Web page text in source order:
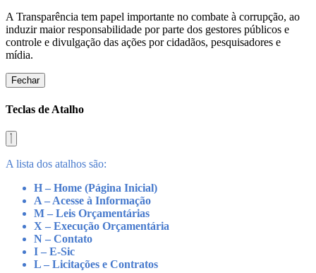
A Transparência tem papel importante no combate à corrupção, ao
induzir maior responsabilidade por parte dos gestores públicos e
controle e divulgação das ações por cidadãos, pesquisadores e
mídia.
Fechar
Teclas de Atalho
A lista dos atalhos são:
H – Home (Página Inicial)
A – Acesse à Informação
M – Leis Orçamentárias
X – Execução Orçamentária
N – Contato
I – E-Sic
L – Licitações e Contratos